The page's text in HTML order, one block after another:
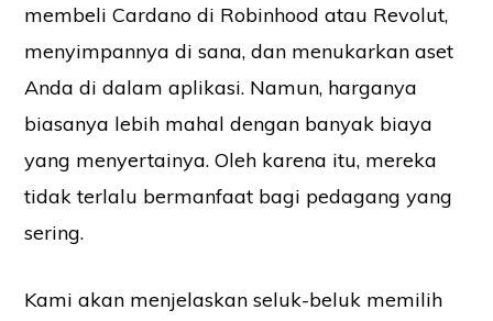
membeli Cardano di Robinhood atau Revolut,
menyimpannya di sana, dan menukarkan aset
Anda di dalam aplikasi. Namun, harganya
biasanya lebih mahal dengan banyak biaya
yang menyertainya. Oleh karena itu, mereka
tidak terlalu bermanfaat bagi pedagang yang
sering.
Kami akan menjelaskan seluk-beluk memilih